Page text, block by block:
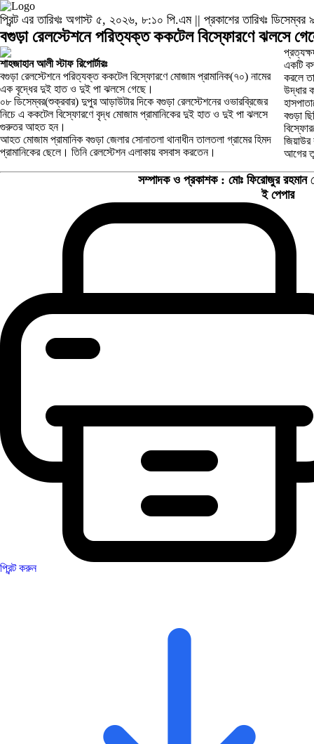
প্রিন্ট এর তারিখঃ অগাস্ট ৫, ২০২৬, ৮:১০ পি.এম || প্রকাশের তারিখঃ
বগুড়া রেলস্টেশনে পরিত্যক্ত ককটেল বিস্ফোরণে ঝলসে
শাহজাহান আলী স্টাফ রিপোর্টারঃ
বগুড়া রেলস্টেশনে পরিত্যক্ত ককটেল বিস্ফোরণে মোজাম প্রামানিক(৭০) নামের
এক বৃদ্ধের দুই হাত ও দুই পা ঝলসে গেছে।
০৮ ডিসেম্বর(শুক্রবার) দুপুর আড়াউটার দিকে বগুড়া রেলস্টেশনের ওভারব্রিজের
নিচে এ ককটেল বিস্ফোরণে বৃদ্ধ মোজাম প্রামানিকের দুই হাত ও দুই পা ঝলসে
গুরুতর আহত হন।
আহত মোজাম প্রামানিক বগুড়া জেলার সোনাতলা থানাধীন তালতলা গ্রামের হিমদ
প্রামানিকের ছেলে। তিনি রেলস্টেশন এলাকায় বসবাস করতেন।
একটি
করলে
উদ্ধার
বগুড়া
জিয়াউর
আগের
সম্পাদক ও প্রকাশক : মোঃ ফিরোজুর রহমান
ই পেপার
প্রিন্ট করুন